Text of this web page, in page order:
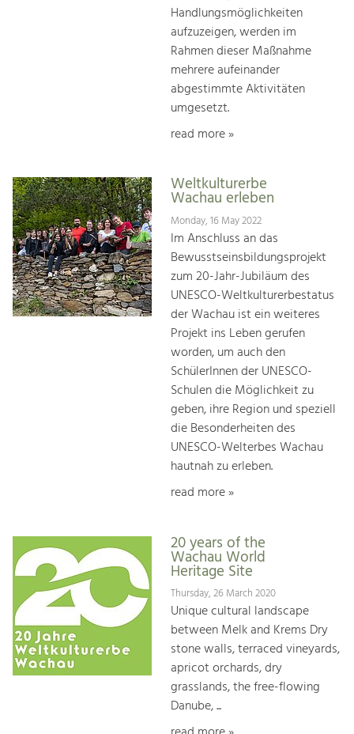
Handlungsmöglichkeiten
aufzuzeigen, werden im
Rahmen dieser Maßnahme
mehrere aufeinander
abgestimmte Aktivitäten
umgesetzt.
read more »
Weltkulturerbe
Wachau erleben
Monday, 16 May 2022
Im Anschluss an das
Bewusstseinsbildungsprojekt
zum 20-Jahr-Jubiläum des
UNESCO-Weltkulturerbestatus
der Wachau ist ein weiteres
Projekt ins Leben gerufen
worden, um auch den
SchülerInnen der UNESCO-
Schulen die Möglichkeit zu
geben, ihre Region und speziell
die Besonderheiten des
UNESCO-Welterbes Wachau
hautnah zu erleben.
read more »
20 years of the
Wachau World
Heritage Site
Thursday, 26 March 2020
Unique cultural landscape
between Melk and Krems Dry
stone walls, terraced vineyards,
apricot orchards, dry
grasslands, the free-flowing
Danube, ...